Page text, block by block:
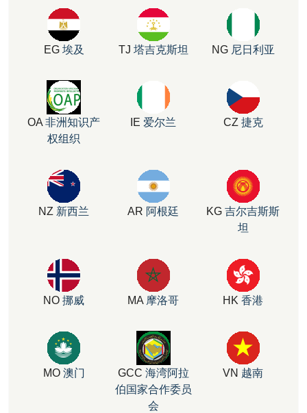
EG 埃及 TJ 塔吉克斯坦 NG 尼日利亚
OA 非洲知识产
权组织
IE 爱尔兰 CZ 捷克
NZ 新西兰 AR 阿根廷 KG 吉尔吉斯斯
坦
NO 挪威 MA 摩洛哥 HK 香港
MO 澳门 GCC 海湾阿拉
伯国家合作委员
会
VN 越南